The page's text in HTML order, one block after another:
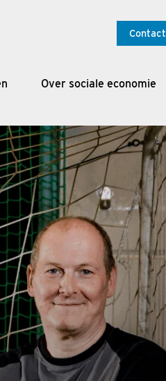
Contact
Over sociale economie